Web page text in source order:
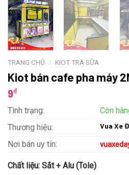
TRANG CHỦ / KIOT TRÀ SỮA
Kiot bán cafe pha máy
9₫
Tình trạng:
Còn
Thương hiệu:
Vua Xe
Nơi bán uy tín:
Chất liệu: Sắt + Alu (Tole)